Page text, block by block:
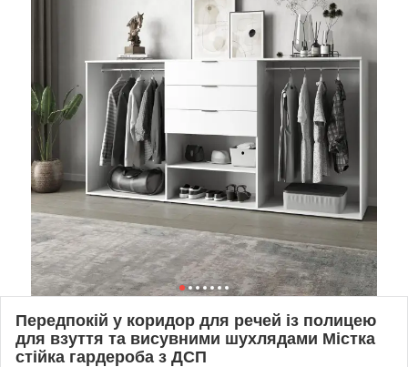
Передпокій у коридор для речей із полицею
для взуття та висувними шухлядами Містка
стійка гардероба з ДСП